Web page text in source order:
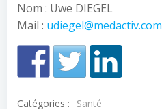
Nom : Uwe DIEGEL
Mail : udiegel@medactiv.com
Catégories : Santé